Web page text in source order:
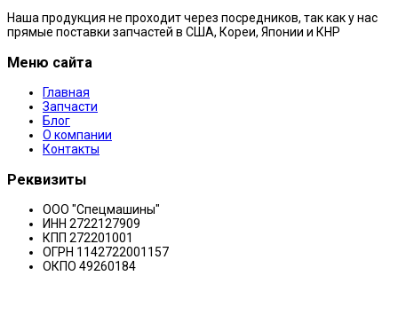
Наша продукция не проходит через посредников, так как у нас
прямые поставки запчастей в США, Кореи, Японии и КНР
Меню сайта
Главная
Запчасти
Блог
О компании
Контакты
Реквизиты
ООО "Спецмашины"
ИНН 2722127909
КПП 272201001
ОГРН 1142722001157
ОКПО 49260184